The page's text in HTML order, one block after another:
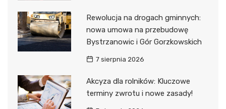
Rewolucja na drogach gminnych:
nowa umowa na przebudowę
Bystrzanowic i Gór Gorzkowskich
7 sierpnia 2026
Akcyza dla rolników: Kluczowe
terminy zwrotu i nowe zasady!